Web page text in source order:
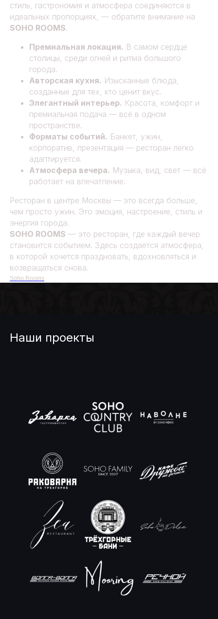
стиль, гастрономия и атмосфера соединяются в
идеальных пропорциях, — обратите внимание на
SOHO ROOMS.
Премиальная локация. В самом сердце
столицы, среди огней и ритма большого
города.
Авторская кухня. Изысканные блюда,
созданные для тех, кто ценит вкус.
Элегантный интерьер. Красота, комфорт и
премиальная подача — всё в одном
пространстве.
Форматы событий. Банкет, ужин,
корпоратив, презентация — ресторан легко
адаптируется.
Атмосфера вечера. Музыка, вид, свет — всё
работает на впечатление.
Ресторан в центре Москвы — это всегда больше,
чем просто ужин. Это эмоция, настроение, стиль и
энергия города.
SOHO ROOMS — это ресторан, где каждый вечер
становится событием. Здесь создаётся атмосфера,
в которой хочется праздновать, вдохновляться и
возвращаться снова.
Soho Rooms
Наши проекты